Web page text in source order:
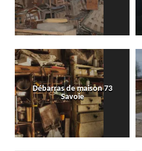
Débarras de maison 73
Savoie